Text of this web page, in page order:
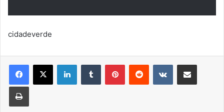
cidadeverde
LinkedinTumblr PinterestReddit VK Compartilhar via e-mail
Imprimir